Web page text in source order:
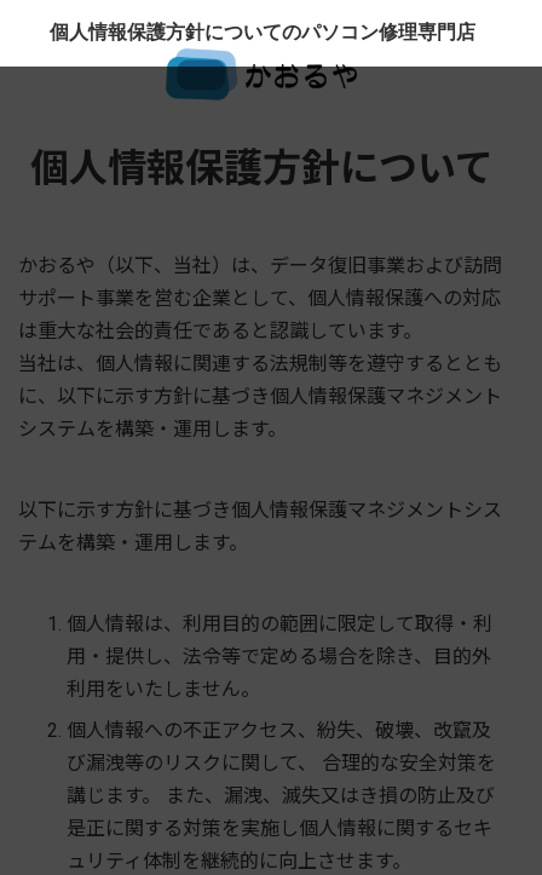
個人情報保護方針についてのパソコン修理専門店
個人情報保護方針について
かおるや（以下、当社）は、データ復旧事業および訪問
サポート事業を営む企業として、個人情報保護への対応
は重大な社会的責任であると認識しています。
当社は、個人情報に関連する法規制等を遵守するととも
に、以下に示す方針に基づき個人情報保護マネジメント
システムを構築・運用します。
以下に示す方針に基づき個人情報保護マネジメントシス
テムを構築・運用します。
個人情報は、利用目的の範囲に限定して取得・利
用・提供し、法令等で定める場合を除き、目的外
利用をいたしません。
個人情報への不正アクセス、紛失、破壊、改竄及
び漏洩等のリスクに関して、 合理的な安全対策を
講じます。 また、漏洩、滅失又はき損の防止及び
是正に関する対策を実施し個人情報に関するセキ
ュリティ体制を継続的に向上させます。